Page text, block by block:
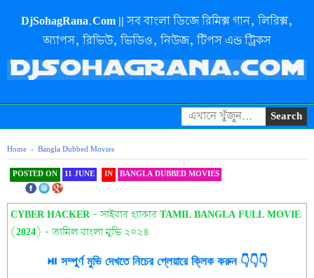
DjSohagRana.Com || সব বাংলা ডিজে রিমিক্স গান, লিরিক্স,
অ্যাপস, রিভিউ, ভিডিও, নিউজ, টিপস এন্ড ট্রিকস
Home › Bangla Dubbed Movies
POSTED ON 11 JUNE IN BANGLA DUBBED MOVIES
CYBER HACKER - সাইবার হ্যাকার TAMIL BANGLA FULL MOVIE
(2024) - তামিল বাংলা মুভি ২০২৪
⏯️ সম্পুর্ণ মুভি দেখতে নিচের প্লেয়ারে ক্লিক করুন 👇👇👇